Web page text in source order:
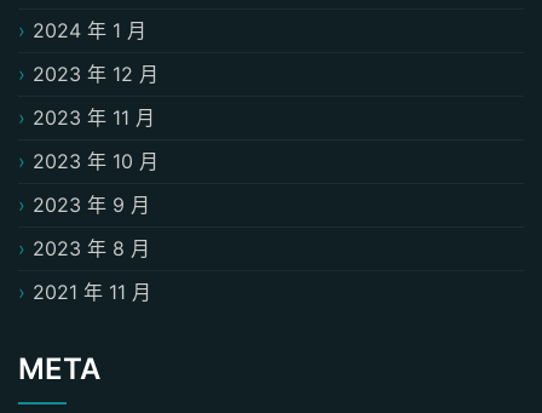
2024 年 1 月
2023 年 12 月
2023 年 11 月
2023 年 10 月
2023 年 9 月
2023 年 8 月
2021 年 11 月
META